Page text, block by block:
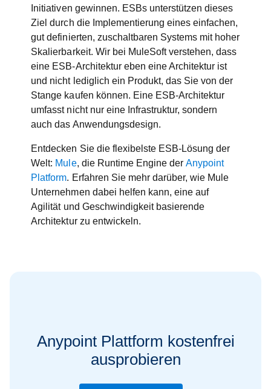
Initiativen gewinnen. ESBs unterstützen dieses
Ziel durch die Implementierung eines einfachen,
gut definierten, zuschaltbaren Systems mit hoher
Skalierbarkeit. Wir bei MuleSoft verstehen, dass
eine ESB-Architektur eben eine Architektur ist
und nicht lediglich ein Produkt, das Sie von der
Stange kaufen können. Eine ESB-Architektur
umfasst nicht nur eine Infrastruktur, sondern
auch das Anwendungsdesign.
Entdecken Sie die flexibelste ESB-Lösung der
Welt: Mule, die Runtime Engine derAnypoint
Platform. Erfahren Sie mehr darüber, wie Mule
Unternehmen dabei helfen kann, eine auf
Agilität und Geschwindigkeit basierende
Architektur zu entwickeln.
Anypoint Plattform kostenfrei
ausprobieren